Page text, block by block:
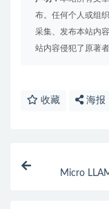
布。任何个人或组
采集、发布本站内
站内容侵犯了原著
收藏 海报
Micro